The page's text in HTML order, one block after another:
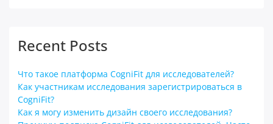
Recent Posts
Что такое платформа CogniFit для исследователей?
Как участникам исследования зарегистрироваться в
CogniFit?
Как я могу изменить дизайн своего исследования?